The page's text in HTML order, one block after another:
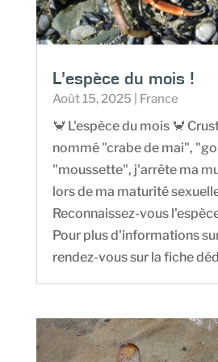
L’espèce du mois !
Août 15, 2025 France
🦀 L'espèce du mois 🦀
nommé "crabe de mai",
"moussette", j'arrête ma
lors de ma maturité
Reconnaissez-vous
Pour plus d'informations
rendez-vous sur la fiche